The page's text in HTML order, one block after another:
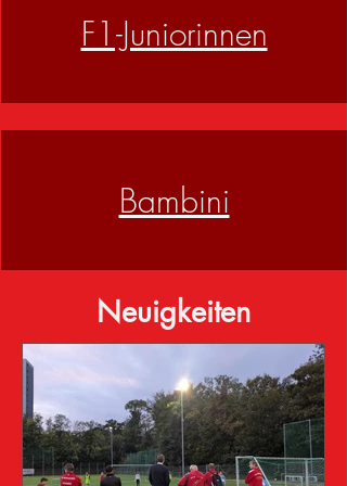
F1-Juniorinnen
Bambini
Neuigkeiten